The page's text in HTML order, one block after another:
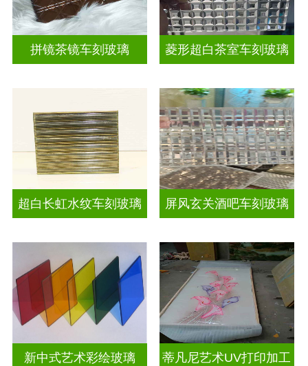
拼镜茶镜车刻玻璃 菱形超白茶室车刻玻璃
超白长虹水纹车刻玻璃 屏风玄关酒吧车刻玻璃
新中式艺术彩绘玻璃 蒂凡尼艺术UV打印加工